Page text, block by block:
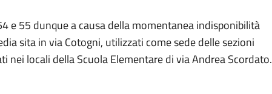
e 55 dunque a causa della momentanea indisponibilità
sita in via Cotogni, utilizzati come sede delle sezioni
nei locali della Scuola Elementare di via Andrea Scordato.